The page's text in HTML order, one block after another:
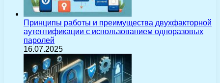
Принципы работы и преимущества двухфакторной
аутентификации с использованием одноразовых
паролей
16.07.2025